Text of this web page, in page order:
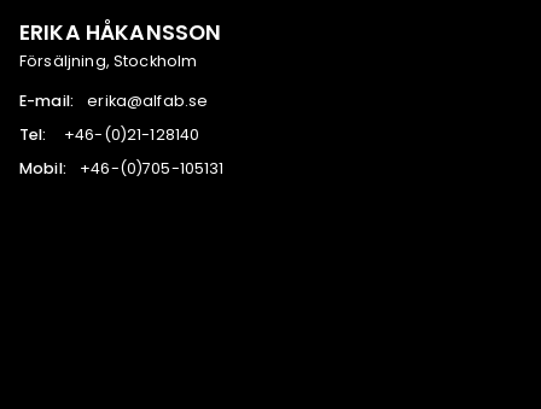
ERIKA HÅKANSSON
Försäljning, Stockholm
E-mail:
es.bafla@akire
Tel:
041821-12(0)-64+
Mobil:
131501-507(0)-64+